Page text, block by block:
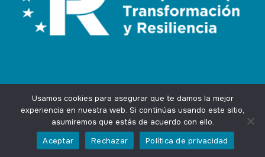
Design byAgencia Marketing OnlineIngenium.Marketing
Privacidad
Usamos cookies para asegurar que te damos la mejor
experiencia en nuestra web. Si continúas usando este sitio,
asumiremos que estás de acuerdo con ello.
Aceptar
Rechazar Política de privacidad